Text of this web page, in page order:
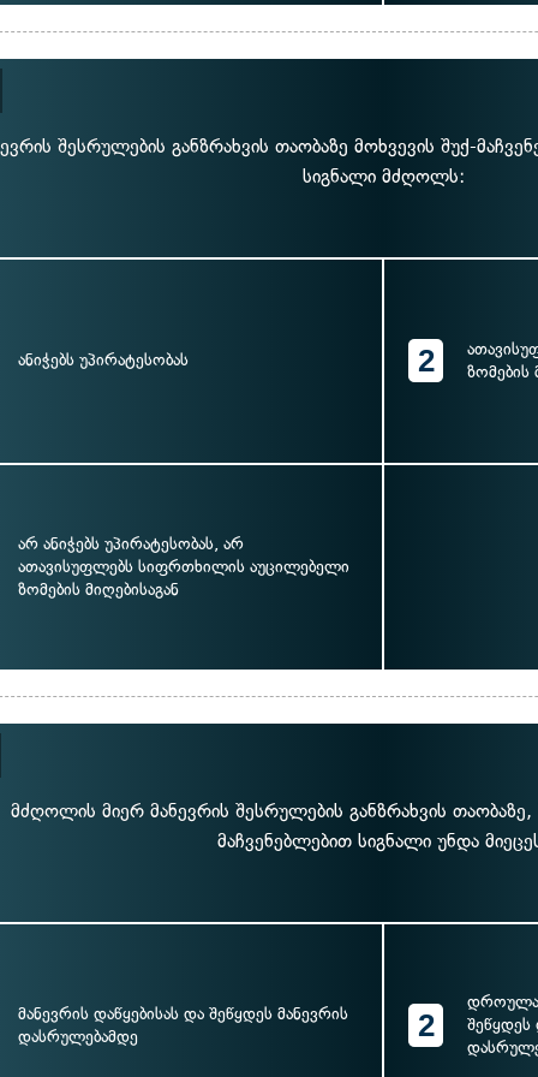
შესრულების განზრახვის თაობაზე მოხვევის შუქ-
სიგნალი მძღოლს:
ანიჭებს უპირატესობას 2
ზომების
არ ანიჭებს უპირატესობას, არ
ათავისუფლებს სიფრთხილის აუცილებელი
ზომების მიღებისაგან
მძღოლის მიერ მანევრის შესრულების განზრახვის თაობაზე,
მაჩვენებლებით სიგნალი უნდა
მანევრის დაწყებისას და შეწყდეს მანევრის
დასრულებამდე
2
შეწყდეს